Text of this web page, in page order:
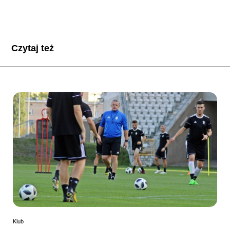
Czytaj też
Klub